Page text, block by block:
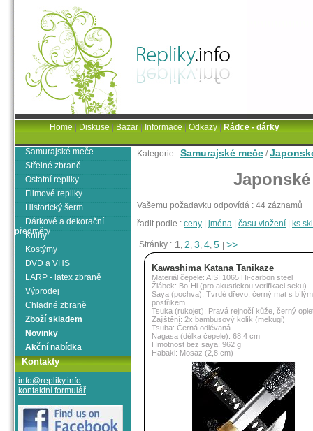
Kategorie : Samurajské meče /
Vašemu požadavku odpovídá : 44 záznamů
řadit podle : ceny jména času vložení ks
Stránky : 1, 2, 3, 4, 5 >>
Kawashima Katana Tanikaze
Materiál čepele: AISI 1065 Hi-carbon steel
Žlábek: Bo-Hi (pro akustickou verifikaci seku)
Saya (pochva): Tvrdé dřevo, černý mat s bílým
postřikem
Tsuka (rukojeť): Pravá rejnočí kůže, černý
Zajištění: 2x bambusový kolík (mekugi)
Tsuba: Černá odlévaná
Nagasa (délka čepele): 68,4 cm
Hmotnost bez saya: 962 g
Habaki: Mosaz (2,8 cm)
Samurajské meče
Střelné zbraně
Ostatní repliky
Filmové repliky
Historický šerm
Dárkové a dekorační
předměty
Knihy
Kostýmy
DVD a VHS
LARP - latex zbraně
Výprodej
Chladné zbraně
Zboží skladem
Novinky
Akční nabídka
Kontakty
info@repliky.info
kontaktní formulář
Home|Diskuse|Bazar|Informace|Odkazy|Rádce - dárky